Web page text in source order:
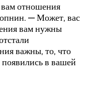
отношения
— Может, вас
вам нужны
важны, то, что
в вашей